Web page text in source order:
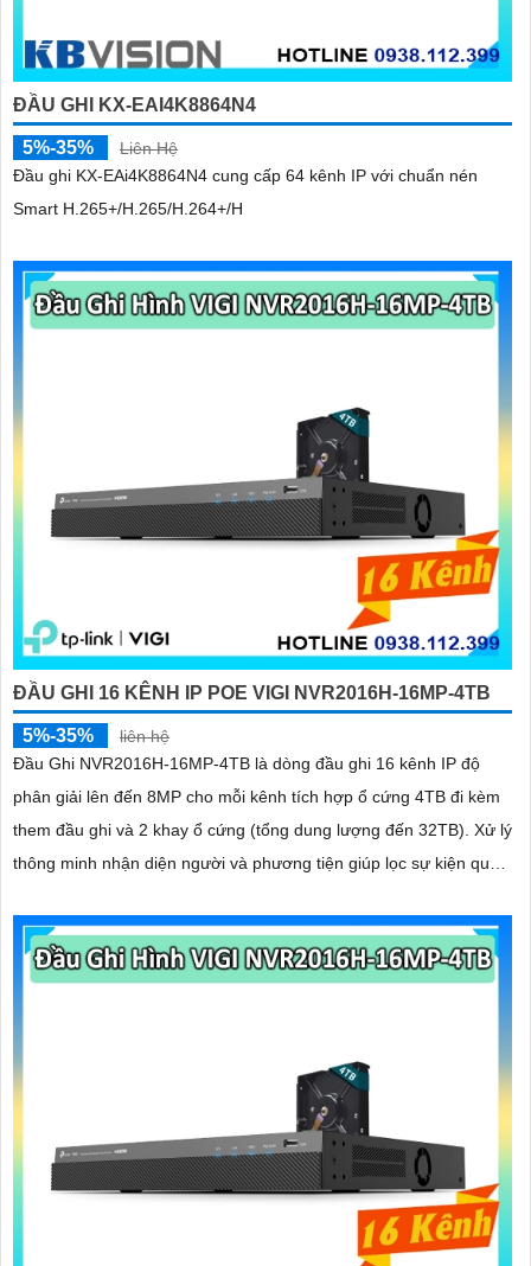
ĐẦU GHI KX-EAI4K8864N4
5%-35%
Liên Hệ
Đầu ghi KX-EAi4K8864N4 cung cấp 64 kênh IP với chuẩn nén
Smart H.265+/H.265/H.264+/H
ĐẦU GHI 16 KÊNH IP POE VIGI NVR2016H-16MP-4TB
5%-35%
liên hệ
Đầu Ghi NVR2016H-16MP-4TB là dòng đầu ghi 16 kênh IP độ
phân giải lên đến 8MP cho mỗi kênh tích hợp ổ cứng 4TB đi kèm
them đầu ghi và 2 khay ổ cứng (tổng dung lượng đến 32TB). Xử lý
thông minh nhận diện người và phương tiện giúp lọc sự kiện quan